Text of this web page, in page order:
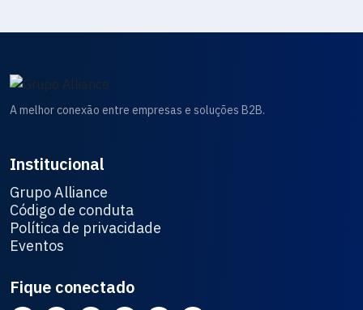
A melhor conexão entre empresas e soluções B2B.
Institucional
Grupo Alliance
Código de conduta
Política de privacidade
Eventos
Fique conectado